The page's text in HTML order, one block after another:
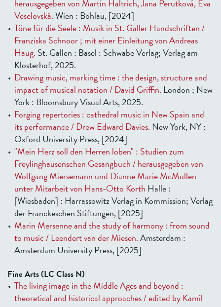
herausgegeben von Martin Haltrich, Jana Perutková, Eva
Veselovská.Wien : Böhlau, [2024]
Töne für die Seele : Musik in St. Galler Handschriften /
Franziska Schnoor ; mit einer Einleitung von Andreas
Haug. St. Gallen : Basel : Schwabe Verlag; Verlag am
Klosterhof, 2025.
Drawing music, marking time : the design, structure and
impact of musical notation / David Griffin. London ; New
York : Bloomsbury Visual Arts, 2025.
Forging repertories : cathedral music in New Spain and
its performance / Drew Edward Davies. New York, NY :
Oxford University Press, [2024]
"Mein Herz soll den Herren loben" : Studien zum
Freylinghausenschen Gesangbuch / herausgegeben von
Wolfgang Miersemann und Dianne Marie McMullen
unter Mitarbeit von Hans-Otto Korth Halle :
[Wiesbaden] : Harrassowitz Verlag in Kommission; Verlag
der Franckeschen Stiftungen, [2025]
Marin Mersenne and the study of harmony : from sound
to music / Leendert van der Miesen.Amsterdam :
Amsterdam University Press, [2025]
Fine Arts (LC Class N)
The living image in the Middle Ages and beyond :
theoretical and historical approaches / edited by Kamil